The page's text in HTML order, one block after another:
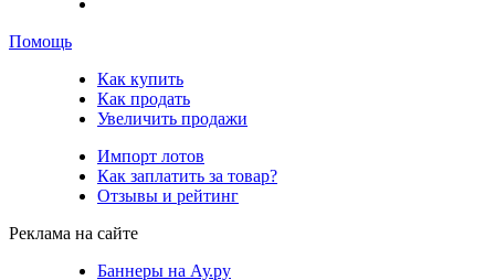
Помощь
Как купить
Как продать
Увеличить продажи
Импорт лотов
Как заплатить за товар?
Отзывы и рейтинг
Реклама на сайте
Баннеры на Ау.ру